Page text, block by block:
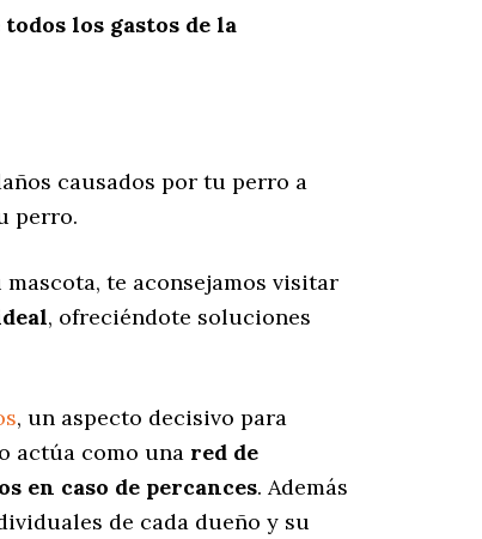
los gastos de la
causados por tu perro a
perro.
te aconsejamos visitar
, ofreciéndote soluciones
, un aspecto decisivo para
actúa como una red de
en caso de percances. Además
de cada dueño y su